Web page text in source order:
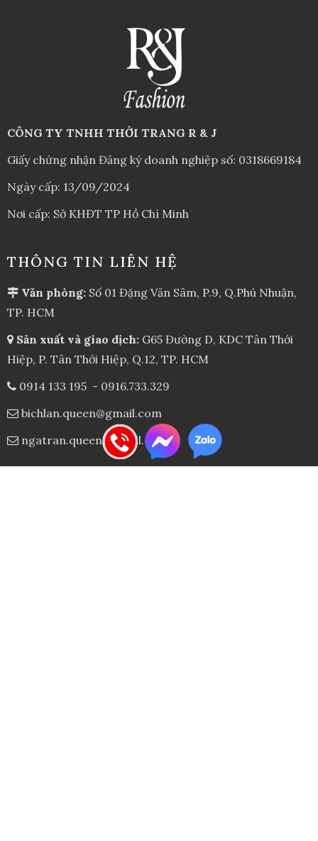
CÔNG TY TNHH THỜI TRANG R & J
Giấy chứng nhận Đăng ký doanh nghiệp số: 0318669184
Ngày cấp: 13/09/2024
Nơi cấp: Sở KHĐT TP Hồ Chí Minh
THÔNG TIN LIÊN HỆ
Văn phòng: Số 01 Đặng Văn Sâm, P.9, Q.Phú Nhuận,
TP. HCM
Sản xuất và giao dịch: G65 Đường D, KDC Tân Thới
Hiệp, P. Tân Thới Hiệp, Q.12, TP. HCM
0914 133 195 - 0916.733.329
bichlan.queen@gmail.com
ngatran.queen@gmail.com